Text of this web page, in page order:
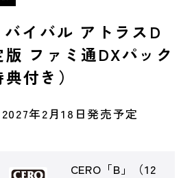
イバル アトラスD
ファミ通DXパック
付き）
2027年2月18日発売予定
CERO「B」（12